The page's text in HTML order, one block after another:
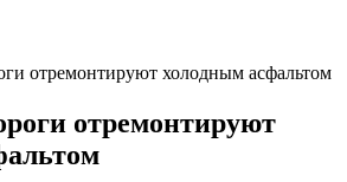
отремонтируют холодным асфальтом
отремонтируют